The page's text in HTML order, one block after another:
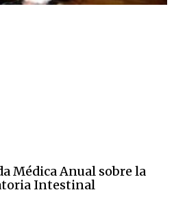
Médica Anual sobre la
Intestinal